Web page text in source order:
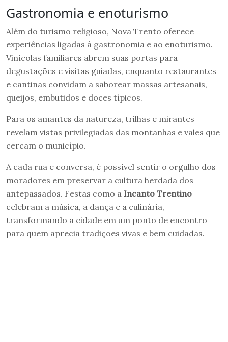
Gastronomia e enoturismo
Além do turismo religioso, Nova Trento oferece
experiências ligadas à gastronomia e ao enoturismo.
Vinícolas familiares abrem suas portas para
degustações e visitas guiadas, enquanto restaurantes
e cantinas convidam a saborear massas artesanais,
queijos, embutidos e doces típicos.
Para os amantes da natureza, trilhas e mirantes
revelam vistas privilegiadas das montanhas e vales que
cercam o município.
A cada rua e conversa, é possível sentir o orgulho dos
moradores em preservar a cultura herdada dos
antepassados. Festas como a Incanto Trentino
celebram a música, a dança e a culinária,
transformando a cidade em um ponto de encontro
para quem aprecia tradições vivas e bem cuidadas.